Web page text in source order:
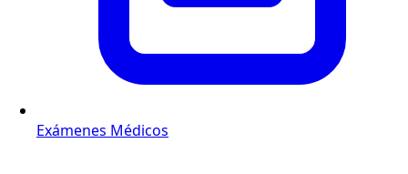
Exámenes Médicos